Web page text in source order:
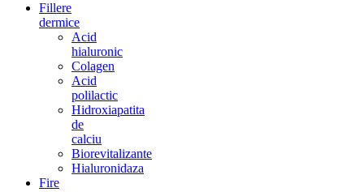
Fillere
dermice
Acid
hialuronic
Colagen
Acid
polilactic
Hidroxiapatita
de
calciu
Biorevitalizante
Hialuronidaza
Fire